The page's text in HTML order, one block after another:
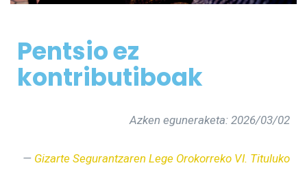
Pentsio ez
kontributiboak
Azken eguneraketa: 2026/03/02
— Gizarte Segurantzaren Lege Orokorreko VI. Tituluko